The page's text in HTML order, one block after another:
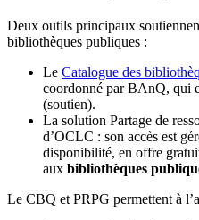
Deux outils principaux
bibliothèques publiques :
Le Catalogue des
coordonné par BAnQ, qui
(soutien).
La solution Partage de
d’OCLC : son accès est
disponibilité, en offre
aux bibliothèques
Le CBQ et PRPG permettent à